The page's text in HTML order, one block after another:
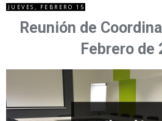
JUEVES, FEBRERO 15
Reunión de
Febrero de